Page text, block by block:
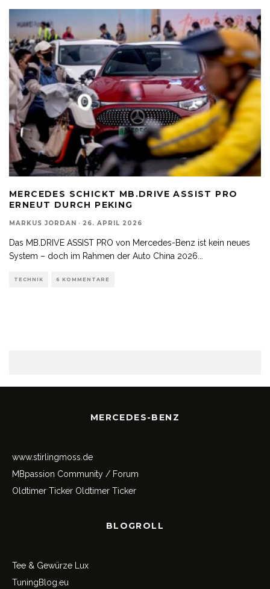
MERCEDES SCHICKT MB.DRIVE ASSIST PRO
ERNEUT DURCH PEKING
MARKUS JORDAN · 26. APRIL 2026
Das MB.DRIVE ASSIST PRO von Mercedes-Benz ist kein neues
System – doch im Rahmen der Auto China 2026...
TECHNIK 6 KOMMENTARE
MERCEDES-BENZ
www.stirlingmoss.de
MBpassion Community / Forum
Oldtimer Ticker Oldtimer Ticker
BLOGROLL
Tee & Gewürze Lux
TuningBlog.eu